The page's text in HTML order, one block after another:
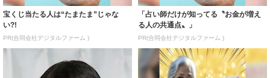
宝くじ当たる人は“たまたま”じゃな
い?!
PR(合同会社デジタルファーム )
「占い師だけが知ってる〝お金が増え
る人の共通点〟」
PR(合同会社デジタルファーム )